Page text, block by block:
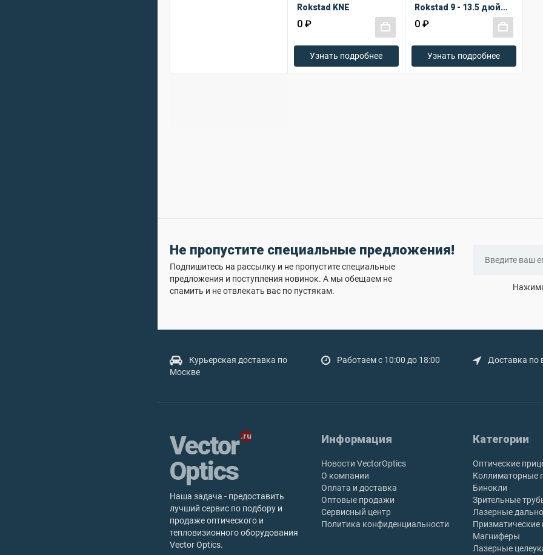
Rokstad KNE
0 ₽
Узнать подробнее
Rokstad 9 - 13.5 дюймов
0 ₽
Узнать подробнее
Не пропустите специальные предложения!
Подпишитесь на рассылку и не пропустите специальные
предложения и поступления новинок. А мы обещаем не
спамить и не отвлекать вас по пустякам.
Курьерская доставка по
Москве
Работаем с 10:00 до 18:00 Доставка по
Vector
Optics
Наша задача - предоставить
лучший сервис по подбору и
продаже оптического и
тепловизионного оборудования
Vector Optics.
Информация
Новости VectorOptics
О компании
Оплата и доставка
Оптовые продажи
Сервисный центр
Политика конфиденциальности
Категории
Оптические
Коллиматорные
Бинокли
Зрительные
Лазерные
Призматические
Магниферы
Лазерные